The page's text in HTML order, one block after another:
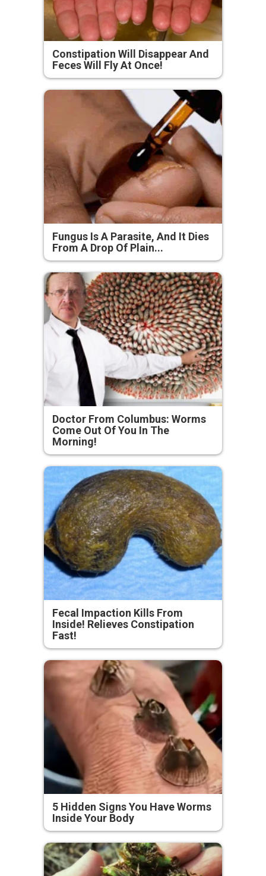
Constipation Will Disappear And
Feces Will Fly At Once!
Fungus Is A Parasite, And It Dies
From A Drop Of Plain...
Doctor From Columbus: Worms
Come Out Of You In The
Morning!
Fecal Impaction Kills From
Inside! Relieves Constipation
Fast!
5 Hidden Signs You Have Worms
Inside Your Body